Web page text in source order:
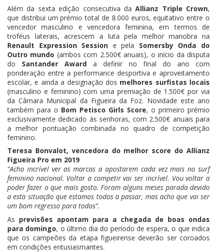
Além da sexta edição consecutiva daAllianz Triple Crown,
que distribui um prémio total de 8.000 euros, equitativo entre o
vencedor masculino e vencedora feminina, em termos de
troféus laterais, acrescem a luta pela melhor manobra na
Renault Expression Session e pela Somersby Onda do
Outro mundo (ambos com 2.500€ anuais), o início da disputa
do Santander Award a definir no final do ano com
ponderação entre a performance desportiva e aproveitamento
escolar, e ainda a designação dos melhores surfistas locais
(masculino e feminino) com uma premiação de 1.500€ por via
da Câmara Municipal da Figueira da Foz. Novidade este ano
também para o Bom Petisco Girls Score, o primeiro prémio
exclusivamente dedicado às senhoras, com 2.500€ anuais para
a melhor pontuação combinada no quadro de competição
feminino.
Teresa Bonvalot, vencedora do melhor score do Allianz
Figueira Pro em 2019
“Acho incrível ver as marcas a apostarem cada vez mais no surf
feminino nacional. Voltar a competir vai ser incrível. Vou voltar a
poder fazer o que mais gosto. Foram alguns meses parada devido
a esta situação que estamos todos a passar, mas acho que vai ser
um bom regresso para todos”.
As previsões apontam para a chegada de boas ondas
para domingo, o último dia do período de espera, o que indica
que os campeões da etapa figueirense deverão ser coroados
em condições entusiasmantes.